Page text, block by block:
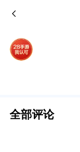
全部评论